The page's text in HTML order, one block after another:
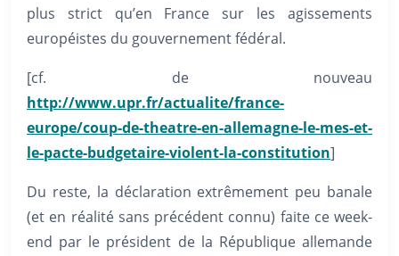
plus strict qu’en France sur les agissements
européistes du gouvernement fédéral.
[cf. de nouveau
http://www.upr.fr/actualite/france-
europe/coup-de-theatre-en-allemagne-le-mes-et-
le-pacte-budgetaire-violent-la-constitution]
Du reste, la déclaration extrêmement peu banale
(et en réalité sans précédent connu) faite ce week-
end par le président de la République allemande